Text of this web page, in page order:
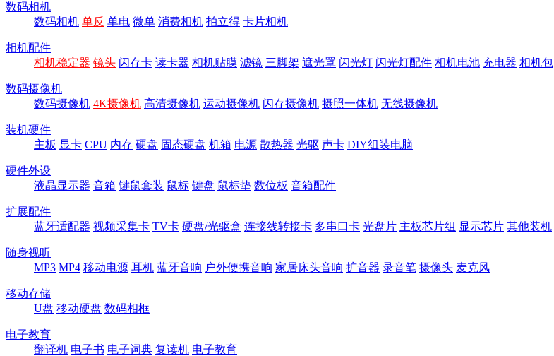
数码相机
数码相机 单反 单电 微单 消费相机 拍立得 卡片相机
相机配件
相机稳定器 镜头 闪存卡 读卡器 相机贴膜 滤镜 三脚架 遮光罩 闪光灯 闪光灯配件 相机电池 充电器 相机包
数码摄像机
数码摄像机 4K摄像机 高清摄像机 运动摄像机 闪存摄像机 摄照一体机 无线摄像机
装机硬件
主板 显卡 CPU 内存 硬盘 固态硬盘 机箱 电源 散热器 光驱 声卡 DIY组装电脑
硬件外设
液晶显示器 音箱 键鼠套装 鼠标 键盘 鼠标垫 数位板 音箱配件
扩展配件
蓝牙适配器 视频采集卡 TV卡 硬盘/光驱盒 连接线转接卡 多串口卡 光盘片 主板芯片组 显示芯片 其他装机
随身视听
MP3 MP4 移动电源 耳机 蓝牙音响 户外便携音响 家居床头音响 扩音器 录音笔 摄像头 麦克风
移动存储
U盘 移动硬盘 数码相框
电子教育
翻译机 电子书 电子词典 复读机 电子教育